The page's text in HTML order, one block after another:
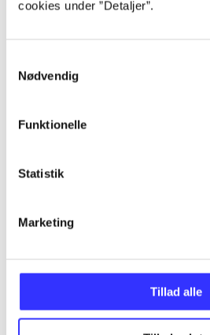
cookies under ”Detaljer”.
Nødvendig
Funktionelle
Statistik
Marketing
Tillad alle
...
...